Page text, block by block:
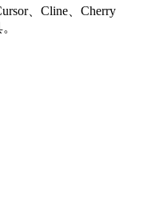
、Cline、Cherry